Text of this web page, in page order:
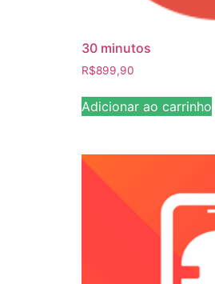
30 minutos
R$899,90
Adicionar ao carrinho